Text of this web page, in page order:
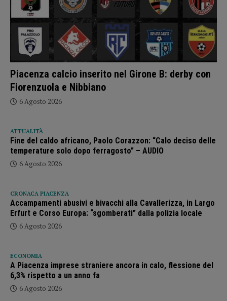
Piacenza calcio inserito nel Girone B: derby con
Fiorenzuola e Nibbiano
6 Agosto 2026
ATTUALITÀ
Fine del caldo africano, Paolo Corazzon: “Calo deciso delle
temperature solo dopo ferragosto” – AUDIO
6 Agosto 2026
CRONACA PIACENZA
Accampamenti abusivi e bivacchi alla Cavallerizza, in Largo
Erfurt e Corso Europa: “sgomberati” dalla polizia locale
6 Agosto 2026
ECONOMIA
A Piacenza imprese straniere ancora in calo, flessione del
6,3% rispetto a un anno fa
6 Agosto 2026